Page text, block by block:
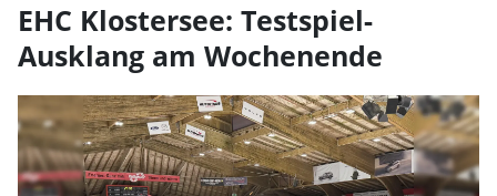
EHC Klostersee: Testspiel-
Ausklang am Wochenende